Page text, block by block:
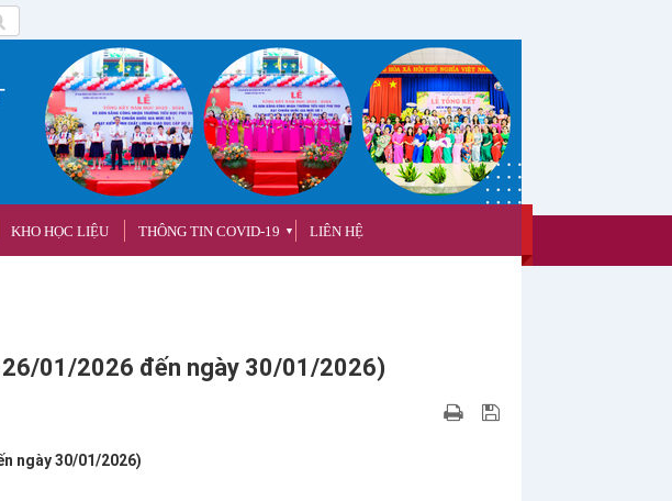
KHO HỌC LIỆU THÔNG TIN COVID-19 ▼ LIÊN HỆ
01/2026 đến ngày 30/01/2026)
ngày 30/01/2026)